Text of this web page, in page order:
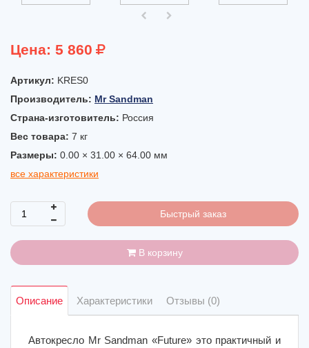
Цена: 5 860
Артикул: KRES0
Производитель: Mr Sandman
Страна-изготовитель: Россия
Вес товара: 7 кг
Размеры: 0.00 × 31.00 × 64.00 мм
все характеристики
Быстрый заказ
В корзину
Описание Характеристики Отзывы (0)
Автокресло Mr Sandman «Future» это практичный и